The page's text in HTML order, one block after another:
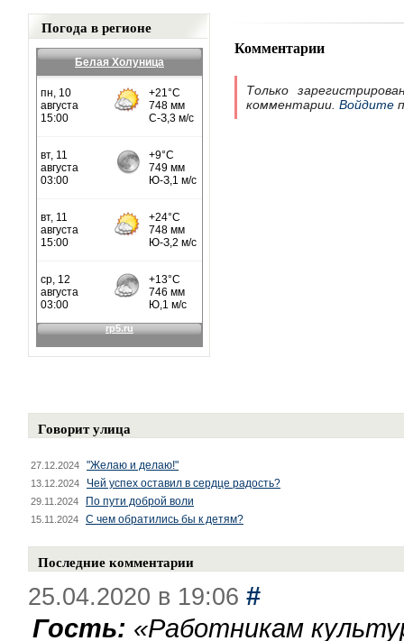
Погода в регионе
Белая Холуница
Комментарии
Только
комментарии. Войдите
Говорит улица
27.12.2024 "Желаю и делаю!"
13.12.2024 Чей успех оставил в сердце радость?
29.11.2024 По пути доброй воли
15.11.2024 С чем обратились бы к детям?
Последние комментарии
25.04.2020 в 19:06 #
Гость: «Работникам